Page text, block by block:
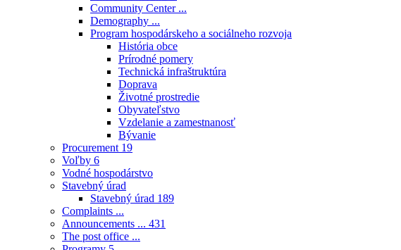
Community Center ...
Demography ...
Program hospodárskeho a sociálneho rozvoja
História obce
Prírodné pomery
Technická infraštruktúra
Doprava
Životné prostredie
Obyvateľstvo
Vzdelanie a zamestnanosť
Bývanie
Procurement 19
Voľby 6
Vodné hospodárstvo
Stavebný úrad
Stavebný úrad 189
Complaints ...
Announcements ... 431
The post office ...